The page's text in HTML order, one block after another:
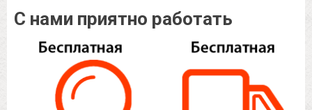
С нами приятно работать